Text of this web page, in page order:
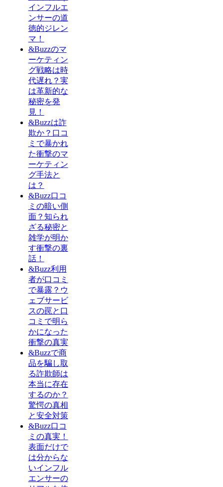
インフルエ
ンサーの道
徳的ジレン
マ！
&Buzzのマ
ーケティン
グ戦略は時
代遅れ？実
は革新的な
秘密を発
見！
&Buzzは詐
欺か？口コ
ミで暴かれ
た衝撃のマ
ーケティン
グ手法と
は？
&Buzz口コ
ミの暗い側
面？知られ
ざる秘密と
雑学が明か
す衝撃の裏
話！
&Buzz利用
者が口コミ
で暴露？ウ
ェブサービ
スの罠と口
コミで明ら
かになった
衝撃の真実
&Buzzで商
品を騙し取
る詐欺師は
本当に存在
するのか？
驚愕の真相
と安全対策
&Buzz口コ
ミの真実！
表面だけで
は分からな
いインフル
エンサーの